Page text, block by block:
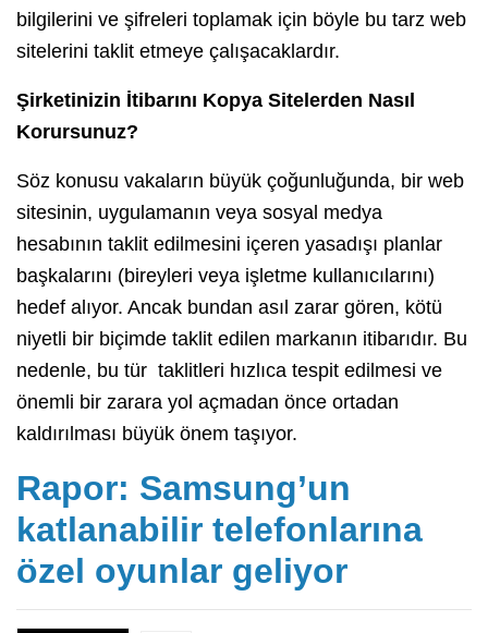
bilgilerini ve şifreleri toplamak için böyle bu tarz web
sitelerini taklit etmeye çalışacaklardır.
Şirketinizin İtibarını Kopya Sitelerden Nasıl
Korursunuz?
Söz konusu vakaların büyük çoğunluğunda, bir web
sitesinin, uygulamanın veya sosyal medya
hesabının taklit edilmesini içeren yasadışı planlar
başkalarını (bireyleri veya işletme kullanıcılarını)
hedef alıyor. Ancak bundan asıl zarar gören, kötü
niyetli bir biçimde taklit edilen markanın itibarıdır. Bu
nedenle, bu tür taklitleri hızlıca tespit edilmesi ve
önemli bir zarara yol açmadan önce ortadan
kaldırılması büyük önem taşıyor.
Rapor: Samsung’un
katlanabilir telefonlarına
özel oyunlar geliyor